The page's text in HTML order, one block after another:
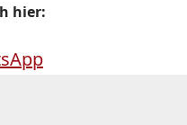
hier: